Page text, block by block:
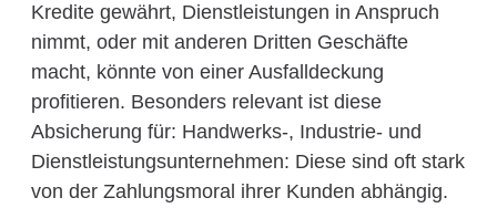
Kredite gewährt, Dienstleistungen in Anspruch
nimmt, oder mit anderen Dritten Geschäfte
macht, könnte von einer Ausfalldeckung
profitieren. Besonders relevant ist diese
Absicherung für: Handwerks-, Industrie- und
Dienstleistungsunternehmen: Diese sind oft stark
von der Zahlungsmoral ihrer Kunden abhängig.